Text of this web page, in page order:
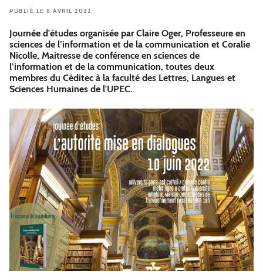
PUBLIÉ LE 8 AVRIL 2022
Journée d'études organisée par Claire Oger, Professeure en
sciences de l’information et de la communication et Coralie
Nicolle, Maitresse de conférence en sciences de
l’information et de la communication, toutes deux
membres du Céditec à la faculté des Lettres, Langues et
Sciences Humaines de l'UPEC.